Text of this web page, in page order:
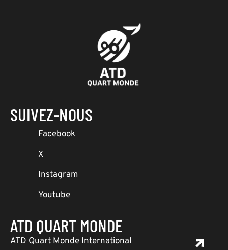
SUIVEZ-NOUS
Facebook
X
Instagram
Youtube
ATD QUART MONDE
ATD Quart Monde International